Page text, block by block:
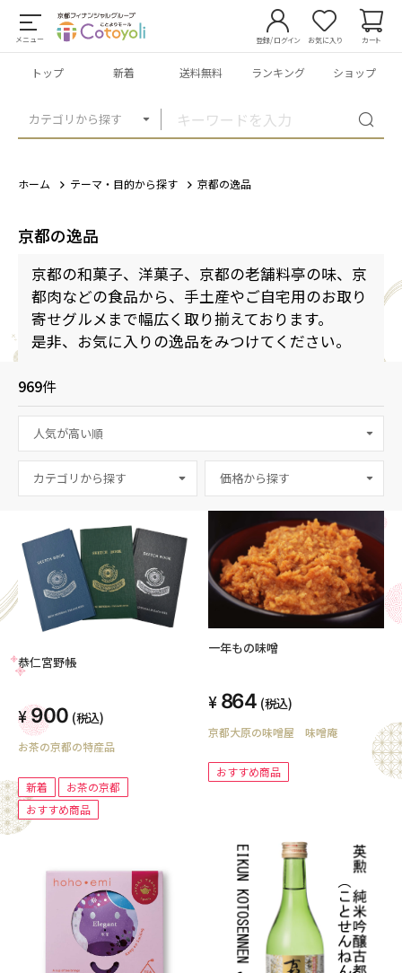
メニュー
カテゴリから探す
登録/ログイン お気に入り カート
トップ 新着 送料無料 ランキング ショップ
ホーム テーマ・目的から探す 京都の逸品
京都の逸品
京都の和菓子、洋菓子、京都の老舗料亭の味、京
都肉などの食品から、手土産やご自宅用のお取り
寄せグルメまで幅広く取り揃えております。
是非、お気に入りの逸品をみつけてください。
969件
カテゴリから探す
恭仁宮野帳
900 (税込)
お茶の京都の特産品
新着
お茶の京都
おすすめ商品
一年もの味噌
864 (税込)
京都大原の味噌屋 味噌庵
おすすめ商品